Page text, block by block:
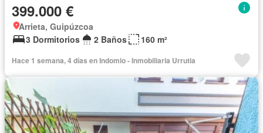
399.000 €
Arrieta, Guipúzcoa
3 Dormitorios
2 Baños 160 m²
Hace 1 semana, 4 días en Indomio - Inmobiliaria Urrutia